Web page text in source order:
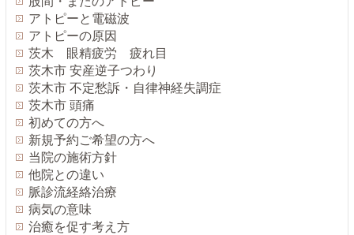
アトピーと電磁波
アトピーの原因
茨木 眼精疲労 疲れ目
茨木市 安産逆子つわり
茨木市 不定愁訴・自律神経失調症
茨木市 頭痛
初めての方へ
新規予約ご希望の方へ
当院の施術方針
他院との違い
脈診流経絡治療
病気の意味
治癒を促す考え方